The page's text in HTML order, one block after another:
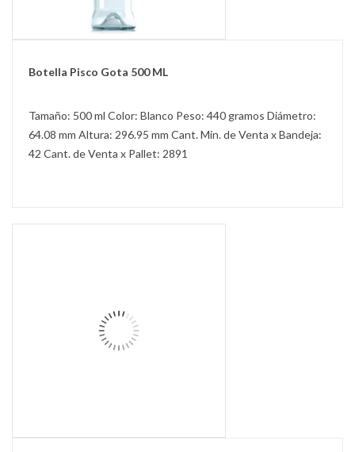
Botella Pisco Gota 500 ML
Tamaño: 500 ml Color: Blanco Peso: 440 gramos Diámetro:
64.08 mm Altura: 296.95 mm Cant. Mín. de Venta x Bandeja:
42 Cant. de Venta x Pallet: 2891